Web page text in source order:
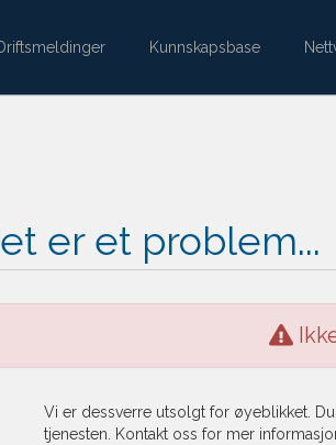
Kunnskapsbase
er et problem...
Vi er dessverre utsolgt for øyeblikket.
tjenesten. Kontakt oss for mer